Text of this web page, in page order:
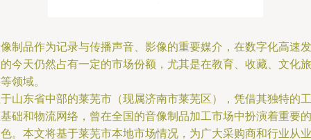
制品作为记录与传播声音、影像的重要媒介，在数字化高速发
今天仍然占有一定的市场份额，尤其是在教育、收藏、文化旅
领域。
山东省中部的莱芜市（现属济南市莱芜区），凭借其独特的工
础和物流网络，曾在全国的音像制品加工市场中扮演着重要的
。本文将基于莱芜市本地市场情况，为广大采购商和行业从业